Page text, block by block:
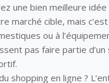
une bien meilleure
cible, mais
ou à
pas faire partie
shopping en ligne ?